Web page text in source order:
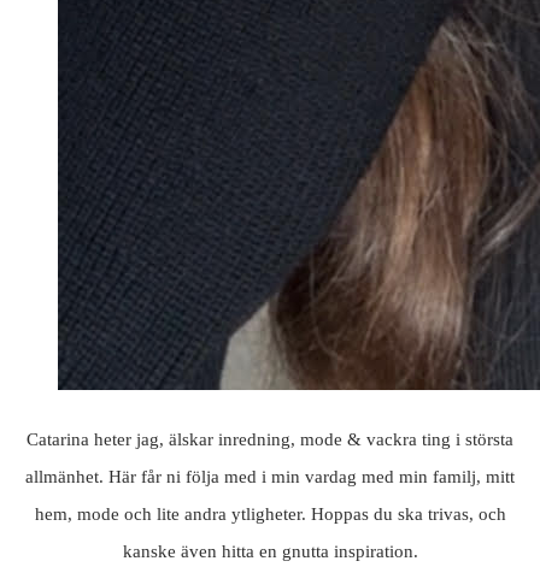
Catarina heter jag, älskar inredning, mode & vackra ting i största
allmänhet. Här får ni följa med i min vardag med min familj, mitt
hem, mode och lite andra ytligheter. Hoppas du ska trivas, och
kanske även hitta en gnutta inspiration.